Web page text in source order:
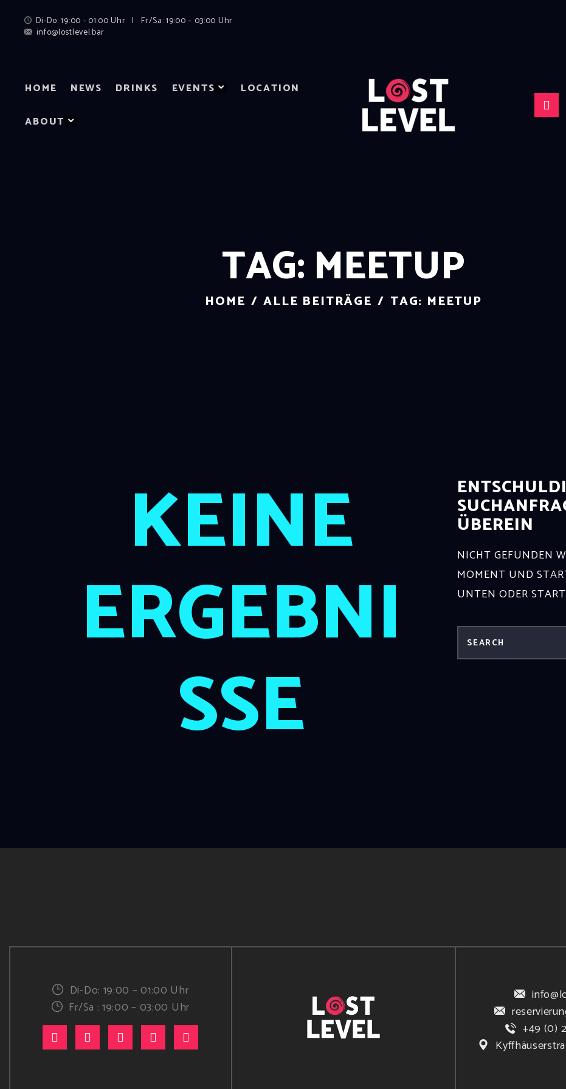
Di-Do: 19:00 - 01:00 Uhr | Fr/Sa: 19:00 – 03:00 Uhr
info@lostlevel.bar
HOME NEWS DRINKS EVENTS LOCATION
ABOUT
TAG: MEETUP
HOME ALLE BEITRÄGE TAG: MEETUP
LOCATION
KEINE
ERGEBNI
SSE
ÜBEREIN
NICHT GEFUNDEN
MOMENT UND
UNTEN ODER
Di-Do: 19:00 – 01:00 Uhr
Fr/Sa : 19:00 – 03:00 Uhr
+49 (0)